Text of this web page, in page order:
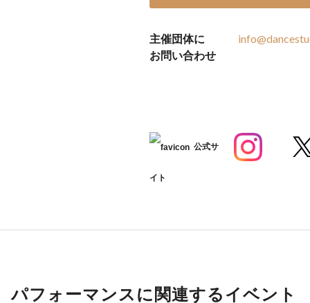
主催団体に
お問い合わせ
公式サ
イト
パフォーマンスに関連するイベント